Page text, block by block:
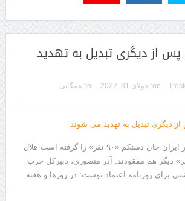
از‌ دیگری تبدیل‌ به‌ تهدید‌
on: جولای 31, 2022 In:
همگانی
سیل و رانش زمین در ایران جان دستکم «۹۰ نفر» را گرفته است هلال
می‌گوید «۴۵ نفر» دیگر هم مفقودند. آذر منصوری، دبیرکل حزب
برای روزنامه اعتماد نوشت: در روزها و هفته